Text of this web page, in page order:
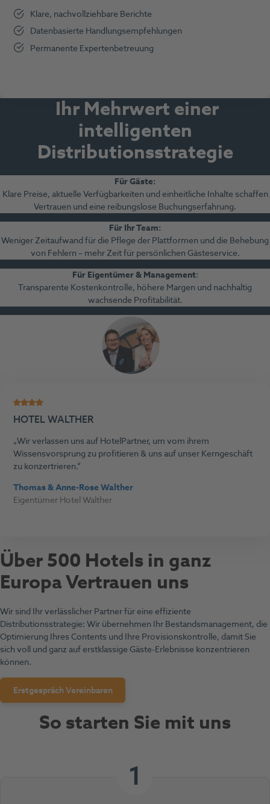
Klare, nachvollziehbare Berichte
Datenbasierte Handlungsempfehlungen
Permanente Expertenbetreuung
Ihr Mehrwert einer
intelligenten
Distributionsstrategie
Für Gäste:
Klare Preise, aktuelle Verfügbarkeiten und einheitliche Inhalte schaffen
Vertrauen und eine reibungslose Buchungserfahrung.
Für Ihr Team:
Weniger Zeitaufwand für die Pflege der Plattformen und die Behebung
von Fehlern – mehr Zeit für persönlichen Gästeservice.
Für Eigentümer & Management:
Transparente Kostenkontrolle, höhere Margen und nachhaltig
wachsende Profitabilität.
HOTEL WALTHER
Wir verlassen uns auf HotelPartner, um vom ihrem
Wissensvorsprung zu profitieren & uns auf unser Kerngeschäft
zu konzertrieren.
Thomas & Anne-Rose Walther
Eigentümer Hotel Walther
Über 500 Hotels in ganz
Europa Vertrauen uns
Wir sind Ihr verlässlicher Partner für eine effiziente
Distributionsstrategie: Wir übernehmen Ihr Bestandsmanagement, die
Optimierung Ihres Contents und Ihre Provisionskontrolle, damit Sie
sich voll und ganz auf erstklassige Gäste-Erlebnisse konzentrieren
können.
Erstgespräch Vereinbaren
So starten Sie mit uns
1